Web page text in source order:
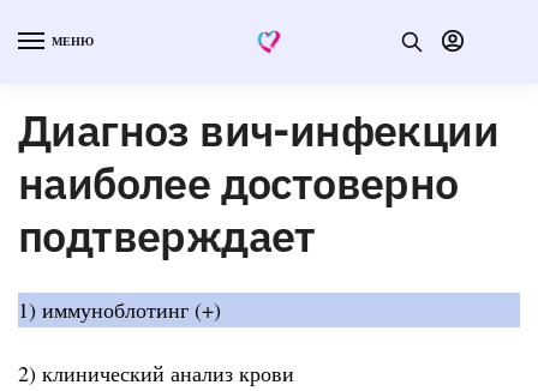
МЕНЮ
Диагноз вич-инфекции
наиболее достоверно
подтверждает
1) иммуноблотинг (+)
2) клинический анализ крови